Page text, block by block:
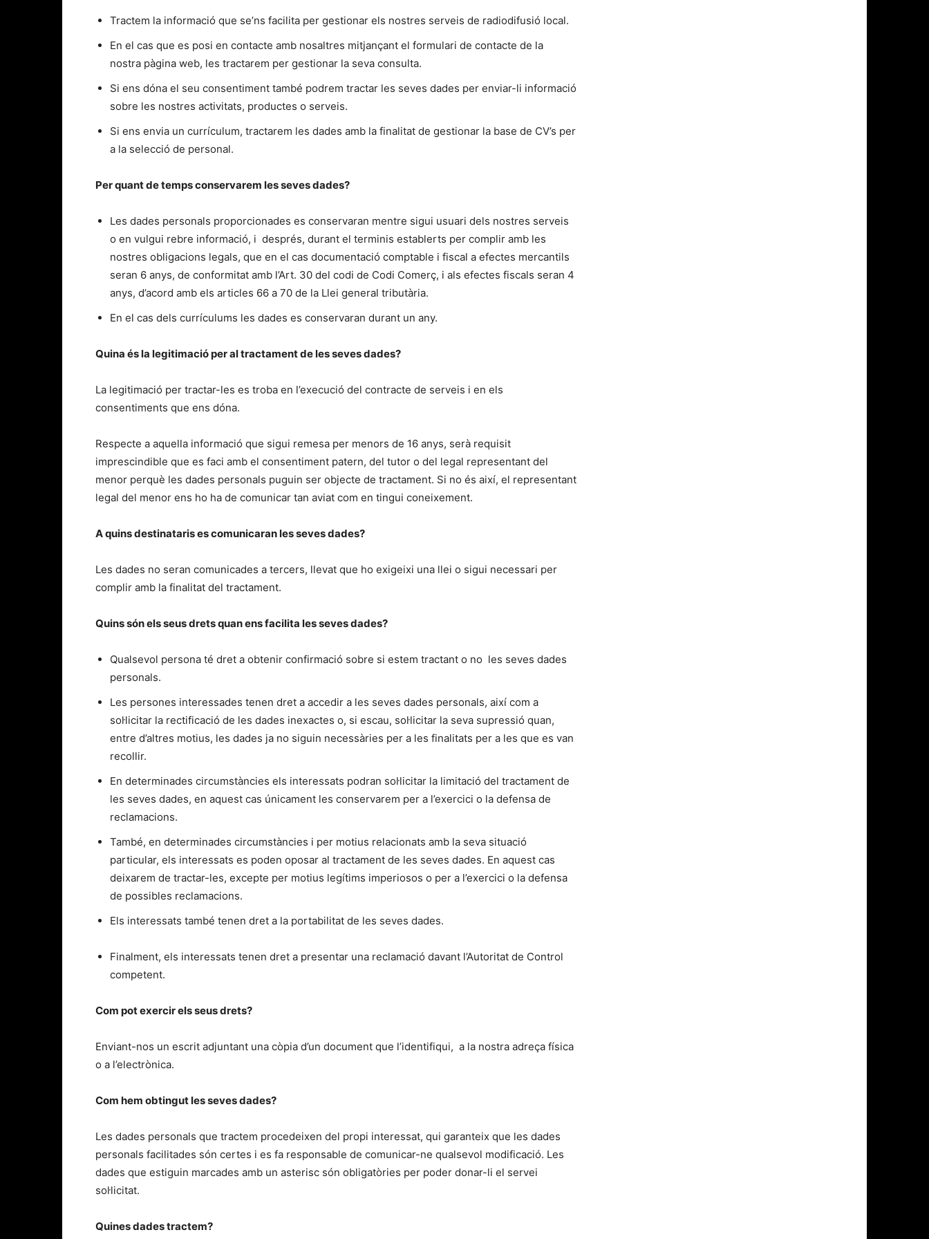
Tractem la informació que se’ns facilita per gestionar els nostres serveis de radiodifusió local.
En el cas que es posi en contacte amb nosaltres mitjançant el formulari de contacte de la
nostra pàgina web, les tractarem per gestionar la seva consulta.
Si ens dóna el seu consentiment també podrem tractar les seves dades per enviar-li informació
sobre les nostres activitats, productes o serveis.
Si ens envia un currículum, tractarem les dades amb la finalitat de gestionar la base de CV’s per
a la selecció de personal.
Per quant de temps conservarem les seves dades?
Les dades personals proporcionades es conservaran mentre sigui usuari dels nostres serveis
o en vulgui rebre informació, i després, durant el terminis establerts per complir amb les
nostres obligacions legals, que en el cas documentació comptable i fiscal a efectes mercantils
seran 6 anys, de conformitat amb l’Art. 30 del codi de Codi Comerç, i als efectes fiscals seran 4
anys, d’acord amb els articles 66 a 70 de la Llei general tributària.
En el cas dels currículums les dades es conservaran durant un any.
Quina és la legitimació per al tractament de les seves dades?
La legitimació per tractar-les es troba en l’execució del contracte de serveis i en els
consentiments que ens dóna.
Respecte a aquella informació que sigui remesa per menors de 16 anys, serà requisit
imprescindible que es faci amb el consentiment patern, del tutor o del legal representant del
menor perquè les dades personals puguin ser objecte de tractament. Si no és així, el representant
legal del menor ens ho ha de comunicar tan aviat com en tingui coneixement.
A quins destinataris es comunicaran les seves dades?
Les dades no seran comunicades a tercers, llevat que ho exigeixi una llei o sigui necessari per
complir amb la finalitat del tractament.
Quins són els seus drets quan ens facilita les seves dades?
Qualsevol persona té dret a obtenir confirmació sobre si estem tractant o no les seves dades
personals.
Les persones interessades tenen dret a accedir a les seves dades personals, així com a
sol·licitar la rectificació de les dades inexactes o, si escau, sol·licitar la seva supressió quan,
entre d’altres motius, les dades ja no siguin necessàries per a les finalitats per a les que es van
recollir.
En determinades circumstàncies els interessats podran sol·licitar la limitació del tractament de
les seves dades, en aquest cas únicament les conservarem per a l’exercici o la defensa de
reclamacions.
També, en determinades circumstàncies i per motius relacionats amb la seva situació
particular, els interessats es poden oposar al tractament de les seves dades. En aquest cas
deixarem de tractar-les, excepte per motius legítims imperiosos o per a l’exercici o la defensa
de possibles reclamacions.
Els interessats també tenen dret a la portabilitat de les seves dades.
Finalment, els interessats tenen dret a presentar una reclamació davant l’Autoritat de Control
competent.
Com pot exercir els seus drets?
Enviant-nos un escrit adjuntant una còpia d’un document que l’identifiqui, a la nostra adreça física
o a l’electrònica.
Com hem obtingut les seves dades?
Les dades personals que tractem procedeixen del propi interessat, qui garanteix que les dades
personals facilitades són certes i es fa responsable de comunicar-ne qualsevol modificació. Les
dades que estiguin marcades amb un asterisc són obligatòries per poder donar-li el servei
sol·licitat.
Quines dades tractem?